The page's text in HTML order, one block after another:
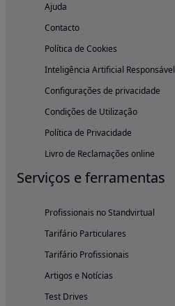
Ajuda
Contacto
Política de Cookies
Inteligência Artificial Responsável
Configurações de privacidade
Condições de Utilização
Política de Privacidade
Livro de Reclamações online
Serviços e ferramentas
Profissionais no Standvirtual
Tarifário Particulares
Tarifário Profissionais
Artigos e Notícias
Test Drives